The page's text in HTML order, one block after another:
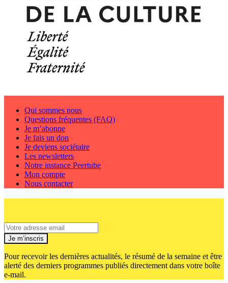
Qui sommes nous
Questions fréquentes (FAQ)
Je m’abonne
Je fais un don
Je deviens sociétaire
Les newsletters
Notre instance Peertube
Mon compte
Nous contacter
Je m’inscris
Pour recevoir les dernières actualités, le résumé de la semaine et être
alerté des derniers programmes publiés directement dans votre boîte
e-mail.